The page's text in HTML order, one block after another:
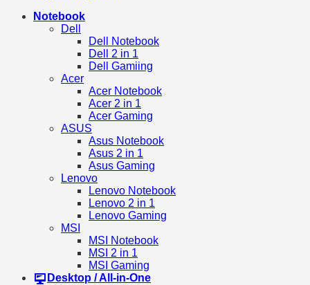
Notebook
Dell
Dell Notebook
Dell 2 in 1
Dell Gamiing
Acer
Acer Notebook
Acer 2 in 1
Acer Gaming
ASUS
Asus Notebook
Asus 2 in 1
Asus Gaming
Lenovo
Lenovo Notebook
Lenovo 2 in 1
Lenovo Gaming
MSI
MSI Notebook
MSI 2 in 1
MSI Gaming
Desktop / All-in-One